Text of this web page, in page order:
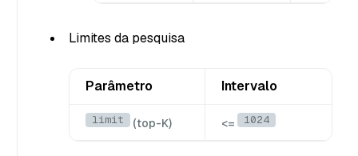
Limites da pesquisa
Parâmetro Intervalo
limit (top-K) <= 1024